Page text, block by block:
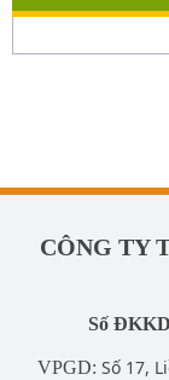
CÔNG TY
Số
VPGD: Số 17,